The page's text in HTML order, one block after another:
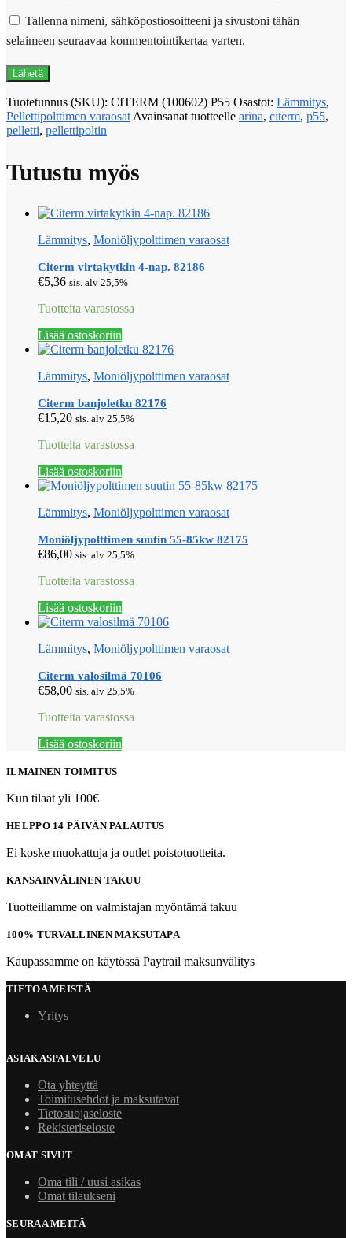
Tallenna nimeni, sähköpostiosoitteeni ja sivustoni tähän
selaimeen seuraavaa kommentointikertaa varten.
Tuotetunnus (SKU): CITERM (100602) P55 Osastot: Lämmitys,
Pellettipolttimen varaosat Avainsanat tuotteelle arina, citerm, p55,
pelletti, pellettipoltin
Tutustu myös
Lämmitys, Moniöljypolttimen varaosat
Citerm virtakytkin 4-nap. 82186
€5,36 sis. alv 25,5%
Tuotteita varastossa
Lisää ostoskoriin
Lämmitys, Moniöljypolttimen varaosat
Citerm banjoletku 82176
€15,20 sis. alv 25,5%
Tuotteita varastossa
Lisää ostoskoriin
Lämmitys, Moniöljypolttimen varaosat
Moniöljypolttimen suutin 55-85kw 82175
€86,00 sis. alv 25,5%
Tuotteita varastossa
Lisää ostoskoriin
Lämmitys, Moniöljypolttimen varaosat
Citerm valosilmä 70106
€58,00 sis. alv 25,5%
Tuotteita varastossa
Lisää ostoskoriin
ILMAINEN TOIMITUS
Kun tilaat yli 100€
HELPPO 14 PÄIVÄN PALAUTUS
Ei koske muokattuja ja outlet poistotuotteita.
KANSAINVÄLINEN TAKUU
Tuotteillamme on valmistajan myöntämä takuu
100% TURVALLINEN MAKSUTAPA
Kaupassamme on käytössä Paytrail maksunvälitys
TIETOA MEISTÄ
Yritys
ASIAKASPALVELU
Ota yhteyttä
Toimitusehdot ja maksutavat
Tietosuojaseloste
Rekisteriseloste
OMAT SIVUT
Oma tili / uusi asikas
Omat tilaukseni
SEURAA MEITÄ